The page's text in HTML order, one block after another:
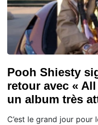
Pooh Shiesty
retour avec «
un album très
C’est le grand jour pour